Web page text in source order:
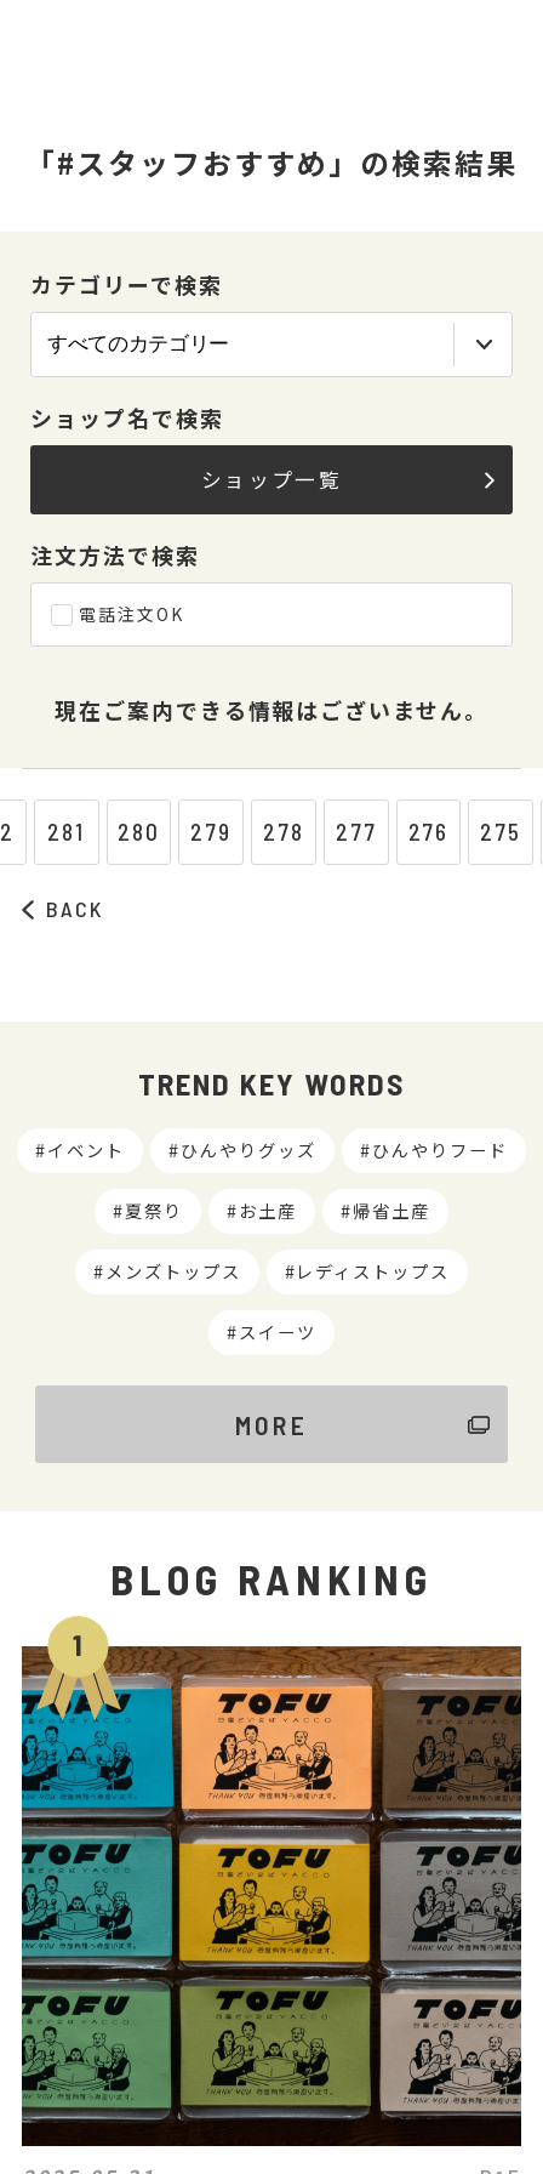
「#スタッフおすすめ」の検索結果
カテゴリーで検索
ショップ名で検索
ショップ一覧
注文方法で検索
電話注文OK
現在ご案内できる情報はございません。
BACK
281 280 279 278 277 276 275
TREND KEY WORDS
イベント ひんやりグッズ ひんやりフード
夏祭り お土産 帰省土産
メンズトップス レディストップス
スイーツ
MORE
BLOG RANKING